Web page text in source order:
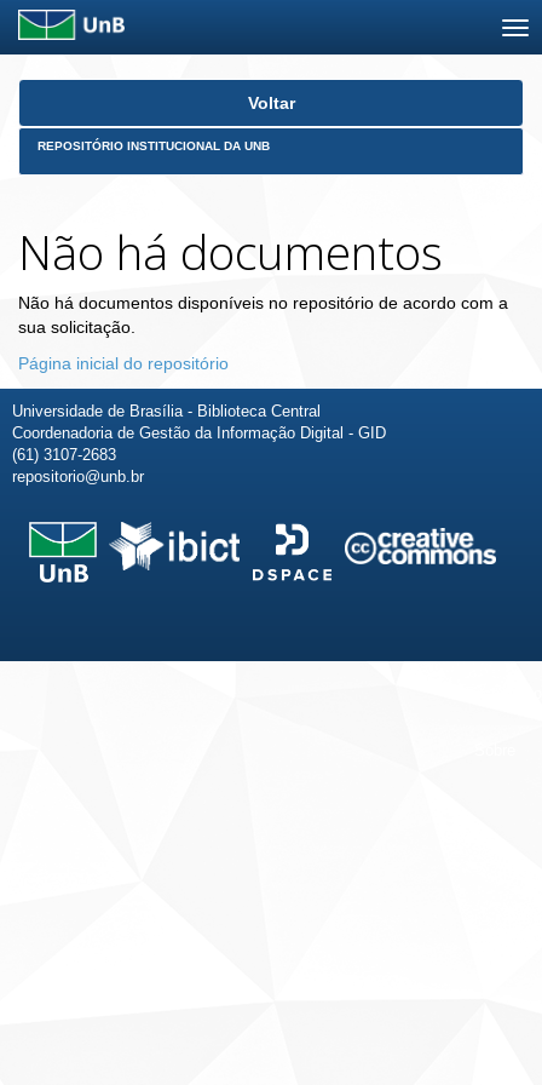
Skip
Voltar
REPOSITÓRIO INSTITUCIONAL DA UNB
Não há documentos
Não há documentos disponíveis no repositório de acordo com a
sua solicitação.
Página inicial do repositório
Universidade de Brasília - Biblioteca Central
Coordenadoria de Gestão da Informação Digital - GID
(61) 3107-2683
repositorio@unb.br